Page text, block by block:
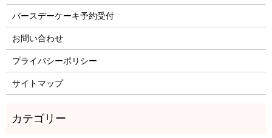
バースデーケーキ予約受付
お問い合わせ
プライバシーポリシー
サイトマップ